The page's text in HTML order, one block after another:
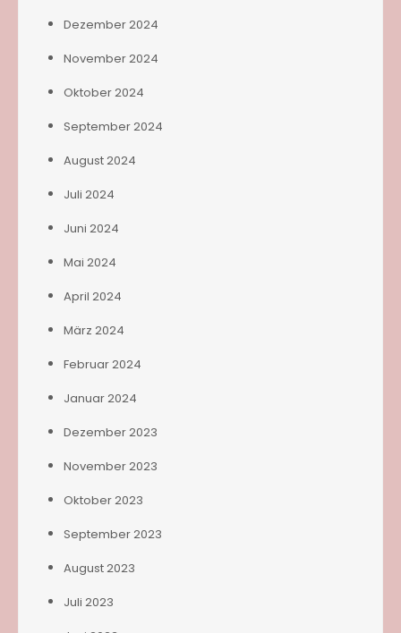
Dezember 2024
November 2024
Oktober 2024
September 2024
August 2024
Juli 2024
Juni 2024
Mai 2024
April 2024
März 2024
Februar 2024
Januar 2024
Dezember 2023
November 2023
Oktober 2023
September 2023
August 2023
Juli 2023